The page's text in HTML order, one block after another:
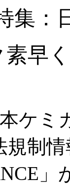
集
早
ケミ
規制
」